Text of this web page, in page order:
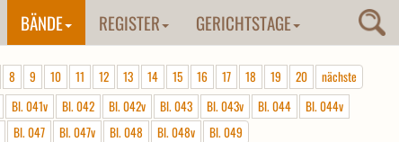
BÄNDE REGISTER GERICHTSTAGE
8 9 10 11 12 13 14 15 16 17 18 19 20
nächste
Bl. 041v Bl. 042 Bl. 042v Bl. 043 Bl. 043v Bl. 044
Bl. 044v
Bl. 047 Bl. 047v Bl. 048 Bl. 048v Bl. 049